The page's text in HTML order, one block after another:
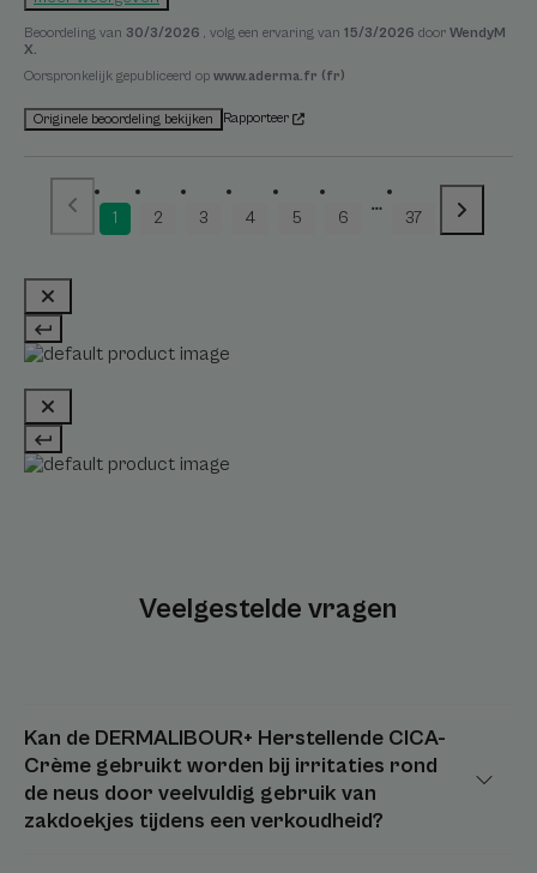
Beoordeling van 30/3/2026 , volg een ervaring van 15/3/2026 door WendyM
X.
Oorspronkelijk gepubliceerd op www.aderma.fr (fr)
Originele beoordeling bekijken Rapporteer
1 2 3 4 5 6 37
Veelgestelde vragen
Kan de DERMALIBOUR+ Herstellende CICA-
Crème gebruikt worden bij irritaties rond
de neus door veelvuldig gebruik van
zakdoekjes tijdens een verkoudheid?